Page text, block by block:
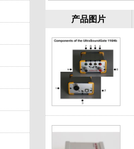
产品图片